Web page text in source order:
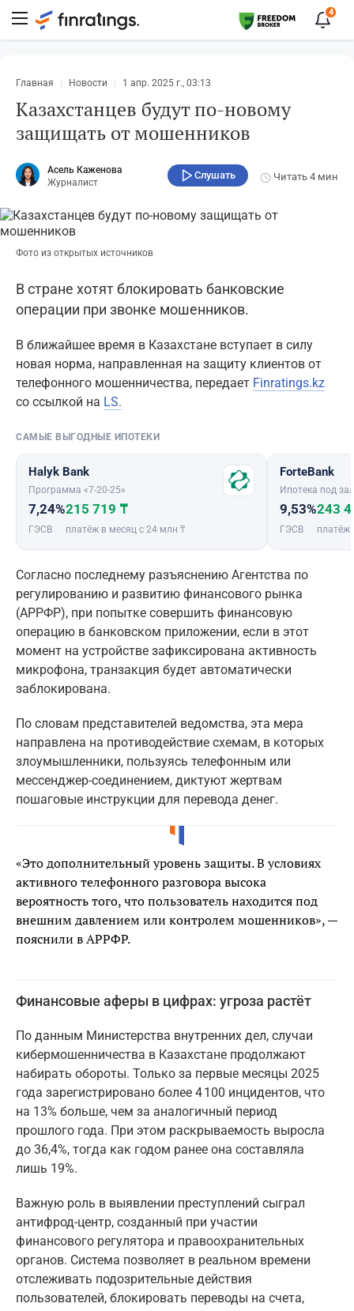
4
Главная Новости 1 апр. 2025 г., 03:13
Казахстанцев будут по-новому
защищать от мошенников
Асель Каженова
Журналист
Слушать Читать 4 мин
Фото из открытых источников
В стране хотят блокировать банковские
операции при звонке мошенников.
В ближайшее время в Казахстане вступает в силу
новая норма, направленная на защиту клиентов от
телефонного мошенничества, передает Finratings.kz
со ссылкой на LS.
САМЫЕ ВЫГОДНЫЕ ИПОТЕКИ
Halyk Bank
Программа «7-20-25»
7,24%
ГЭСВ
215 719 ₸
платёж в месяц с 24 млн ₸
ForteBank
Ипотека под
9,53%
ГЭСВ
243
платёж
Согласно последнему разъяснению Агентства по
регулированию и развитию финансового рынка
(АРРФР), при попытке совершить финансовую
операцию в банковском приложении, если в этот
момент на устройстве зафиксирована активность
микрофона, транзакция будет автоматически
заблокирована.
По словам представителей ведомства, эта мера
направлена на противодействие схемам, в которых
злоумышленники, пользуясь телефонным или
мессенджер-соединением, диктуют жертвам
пошаговые инструкции для перевода денег.
«Это дополнительный уровень защиты. В условиях
активного телефонного разговора высока
вероятность того, что пользователь находится под
внешним давлением или контролем мошенников», —
пояснили в АРРФР.
Финансовые аферы в цифрах: угроза растёт
По данным Министерства внутренних дел, случаи
кибермошенничества в Казахстане продолжают
набирать обороты. Только за первые месяцы 2025
года зарегистрировано более 4 100 инцидентов, что
на 13% больше, чем за аналогичный период
прошлого года. При этом раскрываемость выросла
до 36,4%, тогда как годом ранее она составляла
лишь 19%.
Важную роль в выявлении преступлений сыграл
антифрод-центр, созданный при участии
финансового регулятора и правоохранительных
органов. Система позволяет в реальном времени
отслеживать подозрительные действия
пользователей, блокировать переводы на счета,